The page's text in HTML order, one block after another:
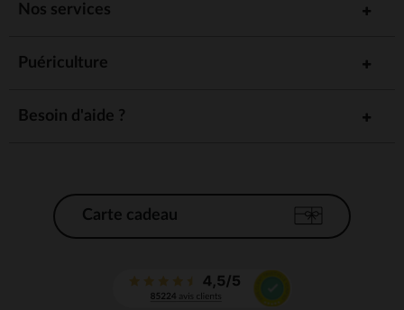
Nos services
Puériculture
Besoin d'aide ?
Carte cadeau